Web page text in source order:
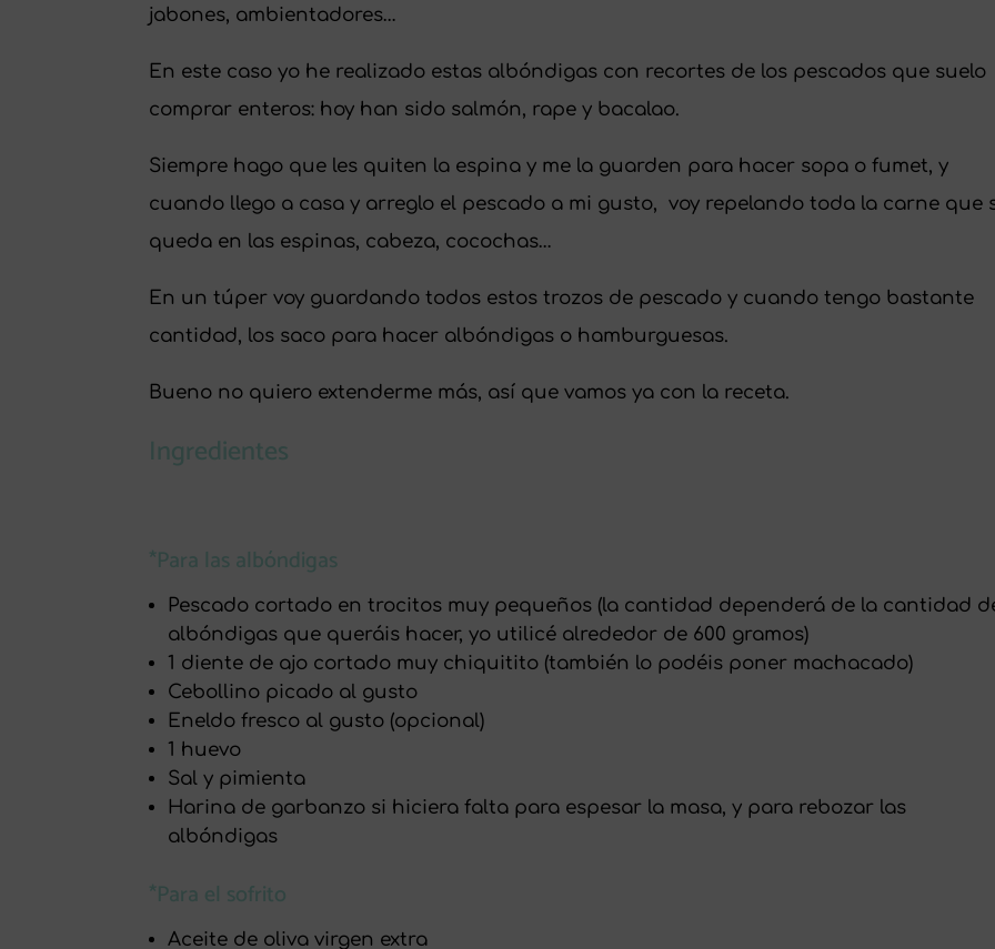
jabones, ambientadores…
En este caso yo he realizado estas albóndigas con recortes de los pescados que suelo
comprar enteros: hoy han sido salmón, rape y bacalao.
Siempre hago que les quiten la espina y me la guarden para hacer sopa o fumet, y
cuando llego a casa y arreglo el pescado a mi gusto, voy repelando toda la carne que
queda en las espinas, cabeza, cocochas…
En un túper voy guardando todos estos trozos de pescado y cuando tengo bastante
cantidad, los saco para hacer albóndigas o hamburguesas.
Bueno no quiero extenderme más, así que vamos ya con la receta.
Ingredientes
*Para las albóndigas
Pescado cortado en trocitos muy pequeños (la cantidad dependerá de la cantidad
albóndigas que queráis hacer, yo utilicé alrededor de 600 gramos)
1 diente de ajo cortado muy chiquitito (también lo podéis poner machacado)
Cebollino picado al gusto
Eneldo fresco al gusto (opcional)
1 huevo
Sal y pimienta
Harina de garbanzo si hiciera falta para espesar la masa, y para rebozar las
albóndigas
*Para el sofrito
Aceite de oliva virgen extra